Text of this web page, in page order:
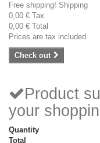
Free shipping! Shipping
0,00 € Tax
0,00 € Total
Prices are tax included
Check out
Product
your
Quantity
Total